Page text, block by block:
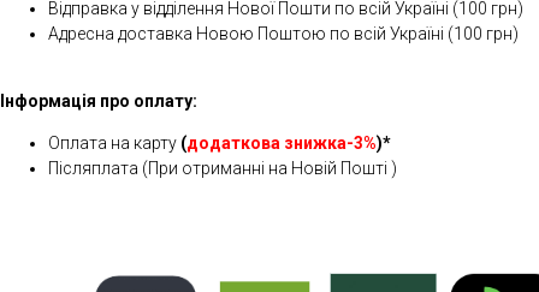
Відправка у відділення Нової Пошти по всій Україні (100 грн)
Адресна доставка Новою Поштою по всій Україні (100 грн)
Інформація про оплату:
Оплата на карту (додаткова знижка-3%)*
Післяплата (При отриманні на Новій Пошті )